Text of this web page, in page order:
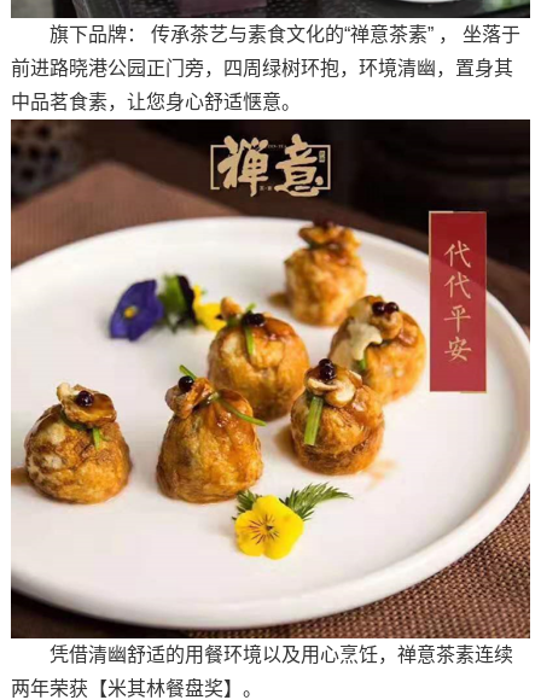
旗下品牌： 传承茶艺与素食文化的“禅意茶素” ， 坐落于
前进路晓港公园正门旁，四周绿树环抱，环境清幽，置身其
中品茗食素，让您身心舒适惬意。
凭借清幽舒适的用餐环境以及用心烹饪，禅意茶素连续
两年荣获【米其林餐盘奖】。